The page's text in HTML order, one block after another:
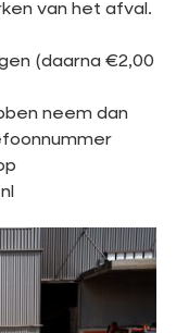
van het afval.
(daarna €2,00
neem dan